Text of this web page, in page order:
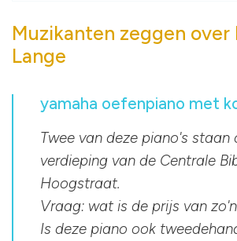
Muzikanten zeggen over
Lange
yamaha oefenpiano met
Twee van deze piano's staan
verdieping van de Centrale
Hoogstraat.
Vraag: wat is de prijs van
Is deze piano ook